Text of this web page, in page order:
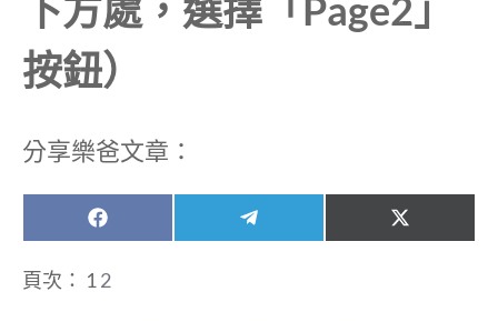
按鈕）
分享樂爸文章：
Share
on
F
a
e
Share
on
e
Share
on
X
(
頁次： 1 2